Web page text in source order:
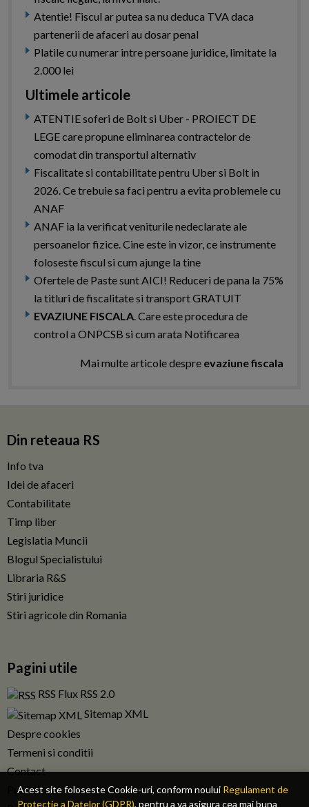
Acest site foloseste Cookie-uri, conform noului Regulament de
Protectie a Datelor (GDPR), pentru a va asigura cea mai buna
Atentie! Fiscul ar putea sa nu deduca TVA daca
partenerii de afaceri au dosar penal
Platile cu numerar intre persoane juridice, limitate la
2.000 lei
Ultimele articole
ATENTIE soferi de Bolt si Uber - PROIECT DE
LEGE care propune eliminarea contractelor de
comodat din transportul alternativ
Fiscalitate si contabilitate pentru Uber si Bolt in
2026. Ce trebuie sa faci pentru a evita problemele cu
ANAF
ANAF ia la verificat veniturile nedeclarate ale
persoanelor fizice. Cine este in vizor, ce instrumente
foloseste fiscul si cum ajunge la tine
Ofertele de Paste sunt AICI! Reduceri de pana la 75%
la titluri de fiscalitate si transport GRATUIT
EVAZIUNE FISCALA. Care este procedura de
control a ONPCSB si cum arata Notificarea
Mai multe articole despre evaziune fiscala
Din reteaua RS
Info tva
Idei de afaceri
Contabilitate
Timp liber
Legislatia Muncii
Blogul Specialistului
Libraria R&S
Stiri juridice
Stiri agricole din Romania
Pagini utile
RSS Flux RSS 2.0
Sitemap XML
Despre cookies
Termeni si conditii
Contact
Publicitate